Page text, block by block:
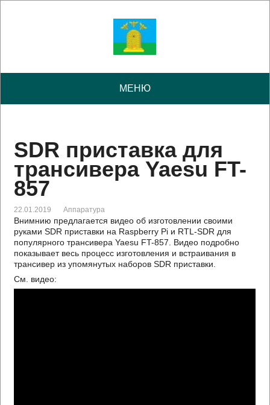
МЕНЮ
SDR приставка для
трансивера Yaesu FT-
857
22.01.2019 Аппаратура
Внимнию предлагается видео об изготовлении своими
руками SDR приставки на Raspberry Pi и RTL-SDR для
популярного трансивера Yaesu FT-857. Видео подробно
показывает весь процесс изготовления и встраивания в
трансивер из упомянутых наборов SDR приставки.
См. видео: